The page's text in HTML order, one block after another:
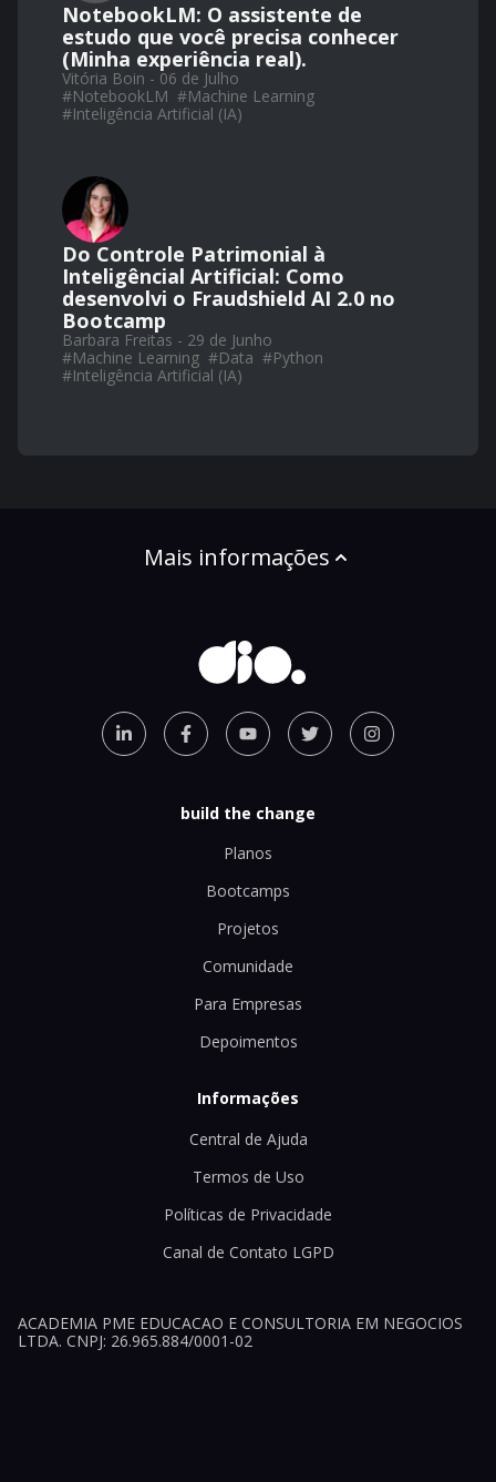
NotebookLM: O assistente de
estudo que você precisa conhecer
(Minha experiência real).
Vitória Boin - 06 de Julho
#NotebookLM #Machine Learning
#Inteligência Artificial (IA)
Do Controle Patrimonial à
Inteligêncial Artificial: Como
desenvolvi o Fraudshield AI 2.0 no
Bootcamp
Barbara Freitas - 29 de Junho
#Machine Learning #Data #Python
#Inteligência Artificial (IA)
Mais informações
build the change
Planos
Bootcamps
Projetos
Comunidade
Para Empresas
Depoimentos
Informações
Central de Ajuda
Termos de Uso
Políticas de Privacidade
Canal de Contato LGPD
ACADEMIA PME EDUCACAO E CONSULTORIA EM NEGOCIOS
LTDA. CNPJ: 26.965.884/0001-02